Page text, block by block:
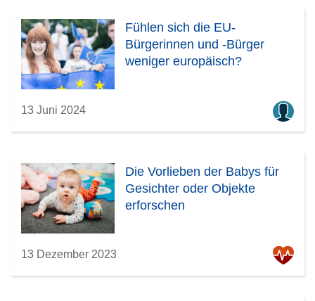
Fühlen sich die EU-
Bürgerinnen und -Bürger
weniger europäisch?
13 Juni 2024
Die Vorlieben der Babys für
Gesichter oder Objekte
erforschen
13 Dezember 2023